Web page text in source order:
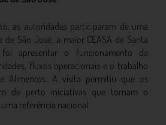
as autoridades participaram de uma
de São José, a maior CEASA de Santa
apresentar o funcionamento da
fluxos operacionais e o trabalho
Alimentos. A visita permitiu que os
de perto iniciativas que tornam o
referência nacional.